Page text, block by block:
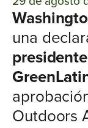
una
Outdoors